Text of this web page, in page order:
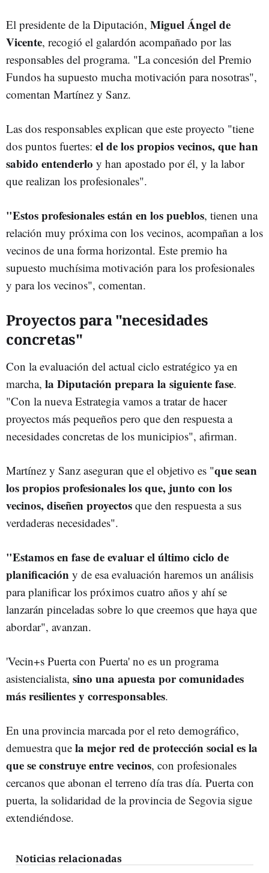
El presidente de la Diputación, Miguel Ángel de
Vicente, recogió el galardón acompañado por las
responsables del programa. "La concesión del Premio
Fundos ha supuesto mucha motivación para nosotras",
comentan Martínez y Sanz.
Las dos responsables explican que este proyecto "tiene
dos puntos fuertes: el de los propios vecinos, que han
sabido entenderlo y han apostado por él, y la labor
que realizan los profesionales".
"Estos profesionales están en los pueblos, tienen una
relación muy próxima con los vecinos, acompañan a los
vecinos de una forma horizontal. Este premio ha
supuesto muchísima motivación para los profesionales
y para los vecinos", comentan.
Proyectos para "necesidades
concretas"
Con la evaluación del actual ciclo estratégico ya en
marcha, la Diputación prepara la siguiente fase.
"Con la nueva Estrategia vamos a tratar de hacer
proyectos más pequeños pero que den respuesta a
necesidades concretas de los municipios", afirman.
Martínez y Sanz aseguran que el objetivo es "que sean
los propios profesionales los que, junto con los
vecinos, diseñen proyectos que den respuesta a sus
verdaderas necesidades".
"Estamos en fase de evaluar el último ciclo de
planificación y de esa evaluación haremos un análisis
para planificar los próximos cuatro años y ahí se
lanzarán pinceladas sobre lo que creemos que haya que
abordar", avanzan.
'Vecin+s Puerta con Puerta' no es un programa
asistencialista, sino una apuesta por comunidades
más resilientes y corresponsables.
En una provincia marcada por el reto demográfico,
demuestra que la mejor red de protección social es la
que se construye entre vecinos, con profesionales
cercanos que abonan el terreno día tras día. Puerta con
puerta, la solidaridad de la provincia de Segovia sigue
extendiéndose.
Noticias relacionadas